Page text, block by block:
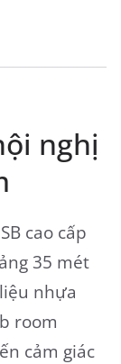
nghị
cao cấp
35 mét
nhựa
room
cảm giác